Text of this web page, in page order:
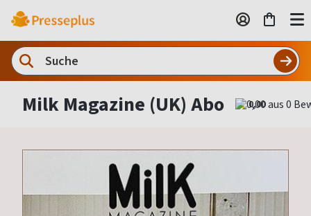
Milk Magazine (UK) Abo 0,00